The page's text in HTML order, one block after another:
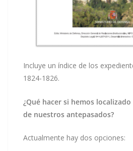
Incluye un índice de los
1824-1826.
¿Qué hacer si hemos
de nuestros antepasados?
Actualmente hay dos opciones: